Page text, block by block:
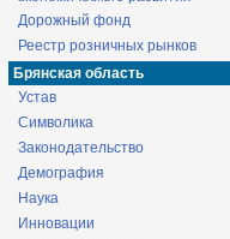
Дорожный фонд
Реестр розничных рынков
Брянская область
Устав
Символика
Законодательство
Демография
Наука
Инновации